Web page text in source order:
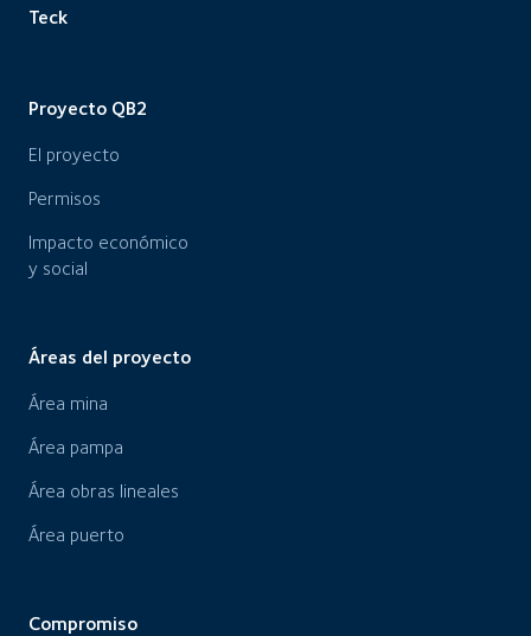
Teck
Proyecto QB2
El proyecto
Permisos
Impacto económico
y social
Áreas del proyecto
Área mina
Área pampa
Área obras lineales
Área puerto
Compromiso